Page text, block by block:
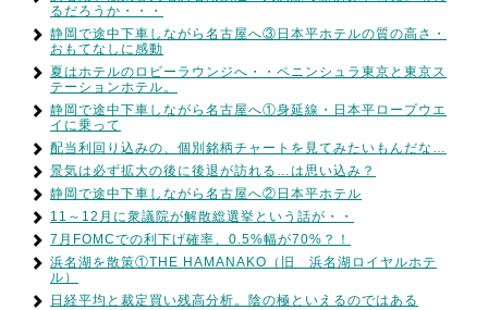
るだろうか・・・
静岡で途中下車しながら名古屋へ③日本平ホテルの質の高さ・
おもてなしに感動
夏はホテルのロビーラウンジへ・・ペニンシュラ東京と東京ス
テーションホテル。
静岡で途中下車しながら名古屋へ①身延線・日本平ロープウエ
イに乗って
配当利回り込みの、個別銘柄チャートを見てみたいもんだな…
景気は必ず拡大の後に後退が訪れる…は思い込み？
静岡で途中下車しながら名古屋へ②日本平ホテル
11～12月に衆議院が解散総選挙という話が・・
7月FOMCでの利下げ確率、0.5%幅が70%？！
浜名湖を散策①THE HAMANAKO（旧 浜名湖ロイヤルホテ
ル）
日経平均と裁定買い残高分析。陰の極といえるのではある